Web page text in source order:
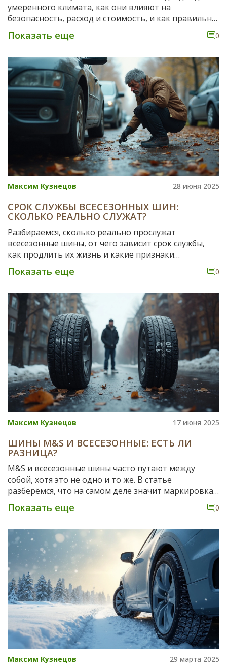
умеренного климата, как они влияют на
безопасность, расход и стоимость, и как правильно
их выбрать и обслуживать.
Показать еще 0
Максим Кузнецов 28 июня 2025
СРОК СЛУЖБЫ ВСЕСЕЗОННЫХ ШИН:
СКОЛЬКО РЕАЛЬНО СЛУЖАТ?
Разбираемся, сколько реально прослужат
всесезонные шины, от чего зависит срок службы,
как продлить их жизнь и какие признаки
указывают на износ.
Показать еще 0
Максим Кузнецов 17 июня 2025
ШИНЫ M&S И ВСЕСЕЗОННЫЕ: ЕСТЬ ЛИ
РАЗНИЦА?
M&S и всесезонные шины часто путают между
собой, хотя это не одно и то же. В статье
разберёмся, что на самом деле значит маркировка
M&S, как отличить такие шины от настоящих
всесезонных, и когда их стоит устанавливать на
каждого типа шин, плюсах и минусах в городских и
загородных условиях. В статье – много
практических советов, чтобы обезопасить себя и не
ошибиться при выборе.
Показать еще 0
Максим Кузнецов 29 марта 2025